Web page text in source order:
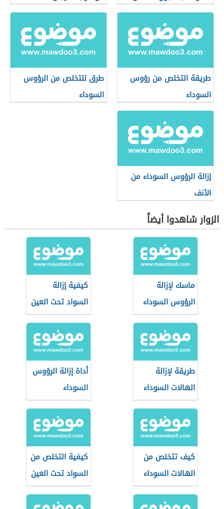
طريقة التخلص من رؤوس
السوداء
طرق للتخلص من الرؤوس
السوداء
إزالة الرؤوس السوداء من
الأنف
الزوار شاهدوا أيضاً
ماسك لإزالة
الرؤوس السوداء
كيفية إزالة
السواد تحت العين
طريقة لإزالة
الهالات السوداء
تحت العين
أداة إزالة الرؤوس
السوداء
كيف تتخلص من
الهالات السوداء
كيفية التخلص من
السواد تحت العين